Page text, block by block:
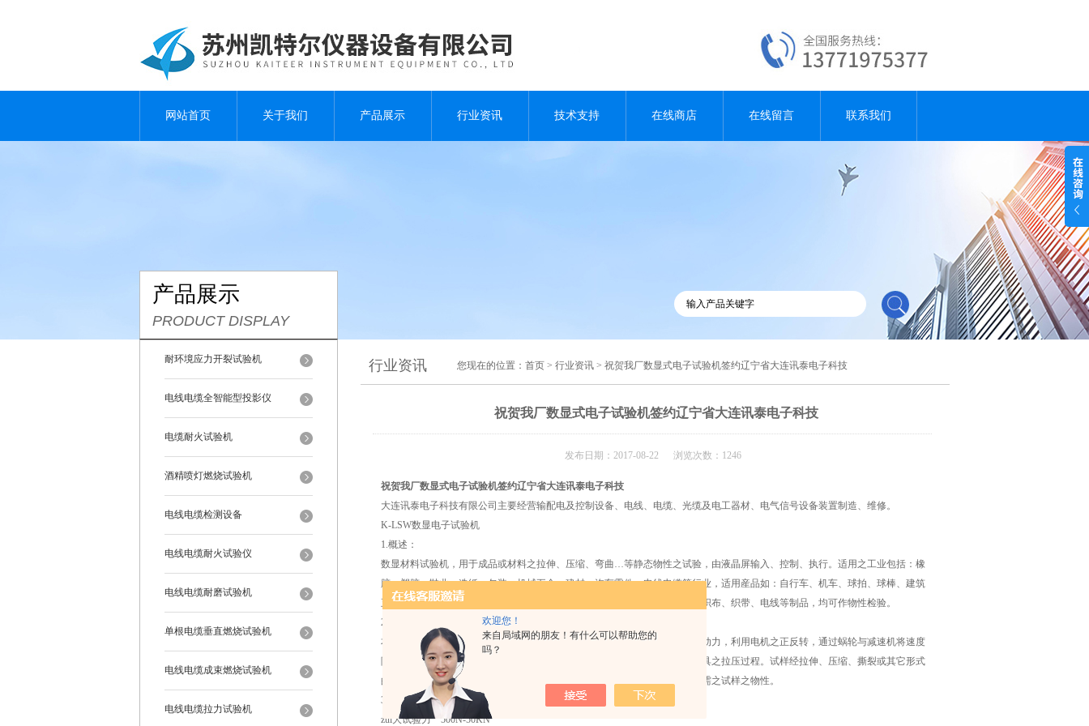
欢迎您！
来自局域网的朋友！有什么可以帮助您的
吗？
网站首页 关于我们 产品展示 行业资讯 技术支持 在线商店 在线留言 联系我们
产品展示
PRODUCT DISPLAY
耐环境应力开裂试验机
电线电缆全智能型投影仪
电缆耐火试验机
酒精喷灯燃烧试验机
电线电缆检测设备
电线电缆耐火试验仪
电线电缆耐磨试验机
单根电缆垂直燃烧试验机
电线电缆成束燃烧试验机
电线电缆拉力试验机
行业资讯 您现在的位置： 首页 > 行业资讯 > 祝贺我厂数显式电子试验机签约辽宁省大连讯泰电子科技
祝贺我厂数显式电子试验机签约辽宁省大连讯泰电子科技
发布日期：2017-08-22 浏览次数：1246
祝贺我厂数显式电子试验机签约辽宁省大连讯泰电子科技
大连讯泰电子科技有限公司主要经营输配电及控制设备、电线、电缆、光缆及电工器材、电气信号设备装置制造、维修。
K-LSW数显电子试验机
1.概述：
数显材料试验机，用于成品或材料之拉伸、压缩、弯曲…等静态物性之试验，由液晶屏输入、控制、执行。适用之工业包括：橡
胶、塑胶、鞋业、造纸、包装、机械五金、建材、汽车零件、电线电缆等行业，适用産品如：自行车、机车、球拍、球棒、建筑
五金等材料、零件、链条、齿轮、钢材、陶瓷、复合材料、塑胶、绵纱、不织布、织带、电线等制品，均可作物性检验。
2.原理：
本试验机机主要由电气和机械两部分组成；机械部分以电气部分之电机为原动力，利用电机之正反转，通过蜗轮与减速机将速度
降到试验所需之速度，再经丝杆传动，带动中联板上下移动配合夹具实现夹具之拉压过程。试样经拉伸、压缩、撕裂或其它形式
的破坏后可直接读出拉力、压力值、撕裂力值或其它形式的力值，以求得所需之试样之物性。
3.规格：
zui大试验力 500N-50KN